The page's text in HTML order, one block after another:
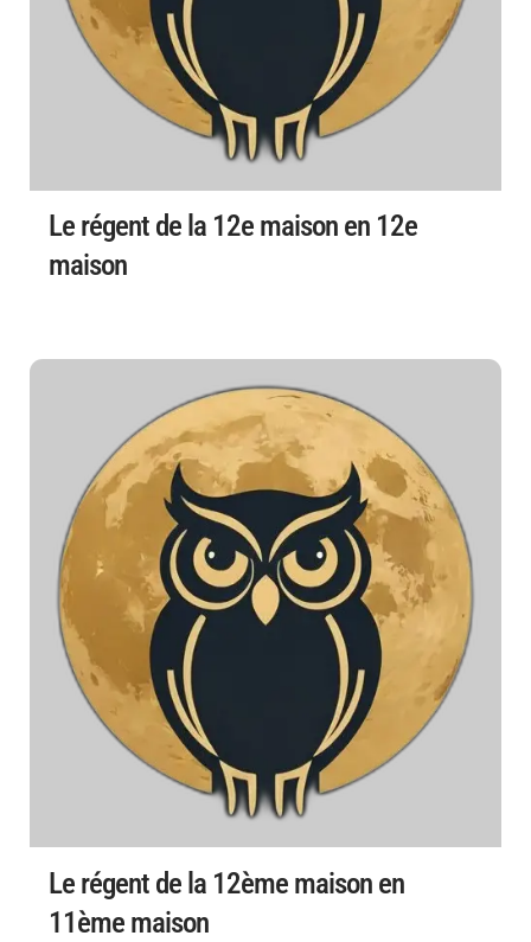
Le régent de la 12e maison en 12e
maison
Le régent de la 12ème maison en
11ème maison